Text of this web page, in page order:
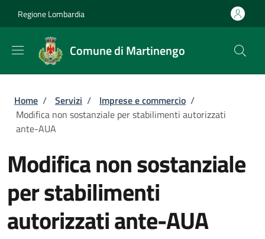
Regione Lombardia
Comune di Martinengo
Briciole di pane
Home / Servizi / Imprese e commercio /
Modifica non sostanziale per stabilimenti autorizzati
ante-AUA
Modifica non sostanziale
per stabilimenti
autorizzati ante-AUA